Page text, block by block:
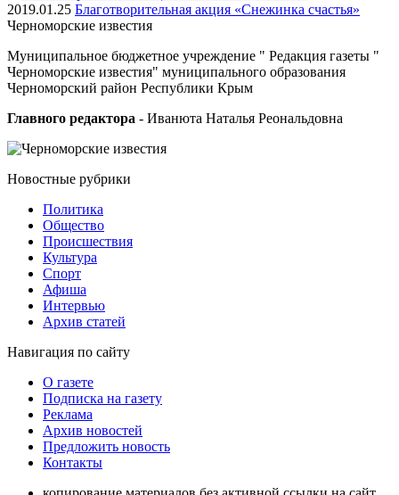
2019.01.25 Благотворительная акция «Снежинка счастья»
Черноморские известия
Муниципальное бюджетное учреждение " Редакция газеты "
Черноморские известия" муниципального образования
Черноморский район Республики Крым
Главного редактора - Иванюта Наталья Реональдовна
Новостные рубрики
Политика
Общество
Проиcшествия
Культура
Спорт
Афиша
Интервью
Архив статей
Навигация по сайту
О газете
Подписка на газету
Реклама
Архив новостей
Предложить новость
Контакты